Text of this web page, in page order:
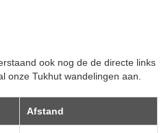
ook nog de de directe links
onze Tukhut wandelingen aan.
Afstand